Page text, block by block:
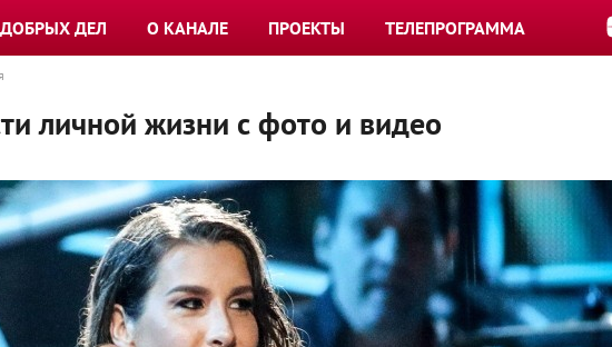
ДЕЛ О КАНАЛЕ ПРОЕКТЫ ТЕЛЕПРОГРАММА
личной жизни с фото и видео